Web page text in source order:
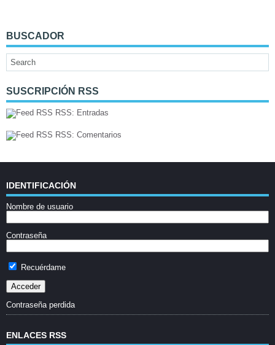
BUSCADOR
SUSCRIPCIÓN RSS
RSS: Entradas
RSS: Comentarios
IDENTIFICACIÓN
Nombre de usuario
Contraseña
Recuérdame
Contraseña perdida
ENLACES RSS